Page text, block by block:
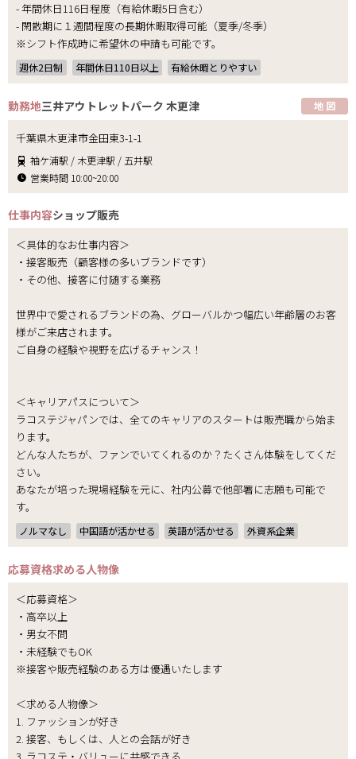
- 年間休日116日程度（有給休暇5日含む）
- 閑散期に１週間程度の長期休暇取得可能（夏季/冬季）
※シフト作成時に希望休の申請も可能です。
週休2日制 年間休日110日以上 有給休暇とりやすい
勤務地三井アウトレットパーク 木更津 地 図
千葉県木更津市金田東3-1-1
袖ケ浦駅 / 木更津駅 / 五井駅
営業時間 10:00~20:00
仕事内容ショップ販売
＜具体的なお仕事内容＞
・接客販売（顧客様の多いブランドです）
・その他、接客に付随する業務
世界中で愛されるブランドの為、グローバルかつ幅広い年齢層のお客
様がご来店されます。
ご自身の経験や視野を広げるチャンス！
＜キャリアパスについて＞
ラコステジャパンでは、全てのキャリアのスタートは販売職から始ま
ります。
どんな人たちが、ファンでいてくれるのか？たくさん体験をしてくだ
さい。
あなたが培った現場経験を元に、社内公募で他部署に志願も可能で
す。
ノルマなし 中国語が活かせる 英語が活かせる 外資系企業
応募資格求める人物像
＜応募資格＞
・高卒以上
・男女不問
・未経験でもOK
※接客や販売経験のある方は優遇いたします
＜求める人物像＞
1. ファッションが好き
2. 接客、もしくは、人との会話が好き
3. ラコステ・バリューに共感できる